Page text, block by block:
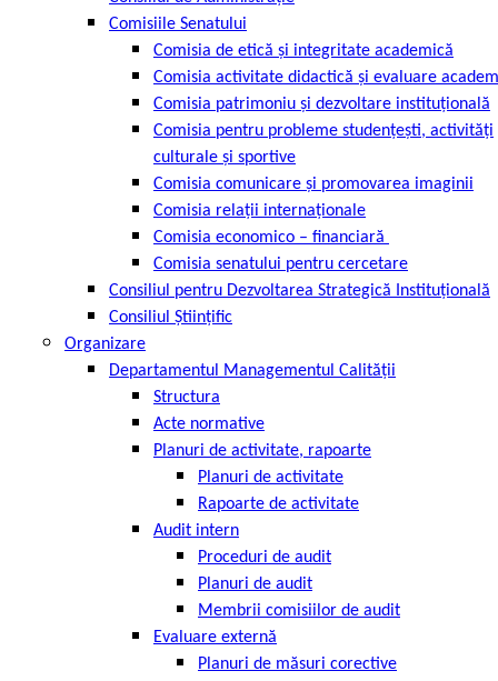
Comisiile Senatului
Comisia de etică şi integritate academică
Comisia activitate didactică şi evaluare
Comisia patrimoniu şi dezvoltare instituţională
Comisia pentru probleme studenţeşti, activităţi
culturale şi sportive
Comisia comunicare și promovarea imaginii
Comisia relaţii internaţionale
Comisia economico – financiară
Comisia senatului pentru cercetare
Consiliul pentru Dezvoltarea Strategică Instituțională
Consiliul Științific
Organizare
Departamentul Managementul Calității
Structura
Acte normative
Planuri de activitate, rapoarte
Planuri de activitate
Rapoarte de activitate
Audit intern
Proceduri de audit
Planuri de audit
Membrii comisiilor de audit
Evaluare externă
Planuri de măsuri corective